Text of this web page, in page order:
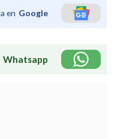
en Google
Whatsapp